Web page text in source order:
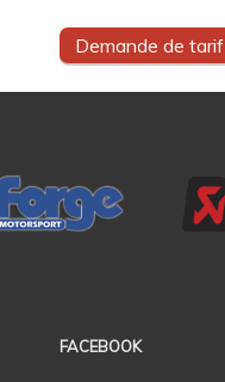
Demande de tarif
FACEBOOK